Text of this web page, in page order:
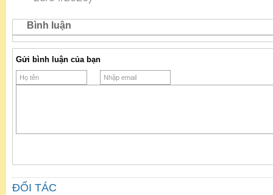
Bình luận
Gửi bình luận của bạn
ĐỐI TÁC